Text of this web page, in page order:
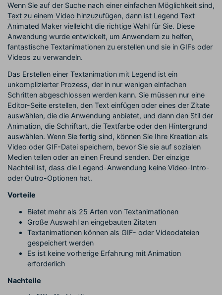
Wenn Sie auf der Suche nach einer einfachen Möglichkeit sind,
Text zu einem Video hinzuzufügen, dann ist Legend Text
Animated Maker vielleicht die richtige Wahl für Sie. Diese
Anwendung wurde entwickelt, um Anwendern zu helfen,
fantastische Textanimationen zu erstellen und sie in GIFs oder
Videos zu verwandeln.
Das Erstellen einer Textanimation mit Legend ist ein
unkomplizierter Prozess, der in nur wenigen einfachen
Schritten abgeschlossen werden kann. Sie müssen nur eine
Editor-Seite erstellen, den Text einfügen oder eines der Zitate
auswählen, die die Anwendung anbietet, und dann den Stil der
Animation, die Schriftart, die Textfarbe oder den Hintergrund
auswählen. Wenn Sie fertig sind, können Sie Ihre Kreation als
Video oder GIF-Datei speichern, bevor Sie sie auf sozialen
Medien teilen oder an einen Freund senden. Der einzige
Nachteil ist, dass die Legend-Anwendung keine Video-Intro-
oder Outro-Optionen hat.
Vorteile
Bietet mehr als 25 Arten von Textanimationen
Große Auswahl an eingebauten Zitaten
Textanimationen können als GIF- oder Videodateien
gespeichert werden
Es ist keine vorherige Erfahrung mit Animation
erforderlich
Nachteile